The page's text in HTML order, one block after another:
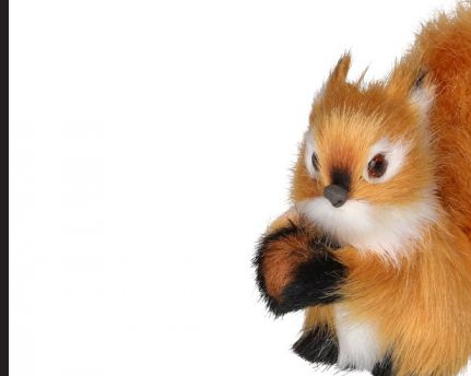
Joulu- ja kausivalot
Eläimet ja
Kyntteliköt
Valoketjut ja
Joulukoristeet
Kranssit ja
Tontut ja
Joulutekstiilit
Paketointi
Marjastus
Talvi
Päivittäistavarat